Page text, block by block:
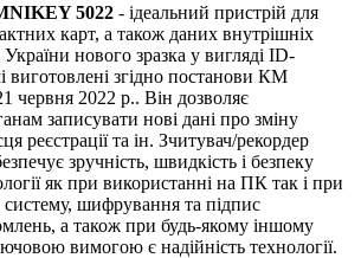
5022 - ідеальний пристрій для
карт, а також даних внутрішніх
нового зразка у вигляді ID-
виготовлені згідно постанови КМ
червня 2022 р.. Він дозволяє
записувати нові дані про зміну
реєстрації та ін. Зчитувач/рекордер
зручність, швидкість і безпеку
як при використанні на ПК так і при
шифрування та підпис
а також при будь-якому іншому
вимогою є надійність технології.